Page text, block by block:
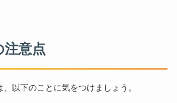
注意点
以下のことに気をつけましょう。